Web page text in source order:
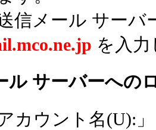
送信メール サーバ
を入
ル サーバーへの
アカウント名(U):